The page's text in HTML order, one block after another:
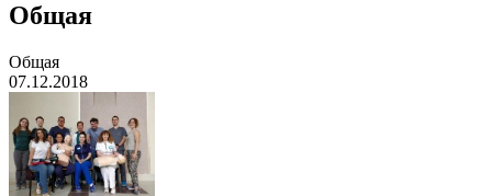
Общая
Общая
07.12.2018